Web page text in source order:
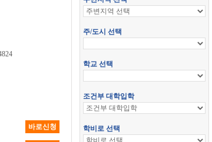
바로신청